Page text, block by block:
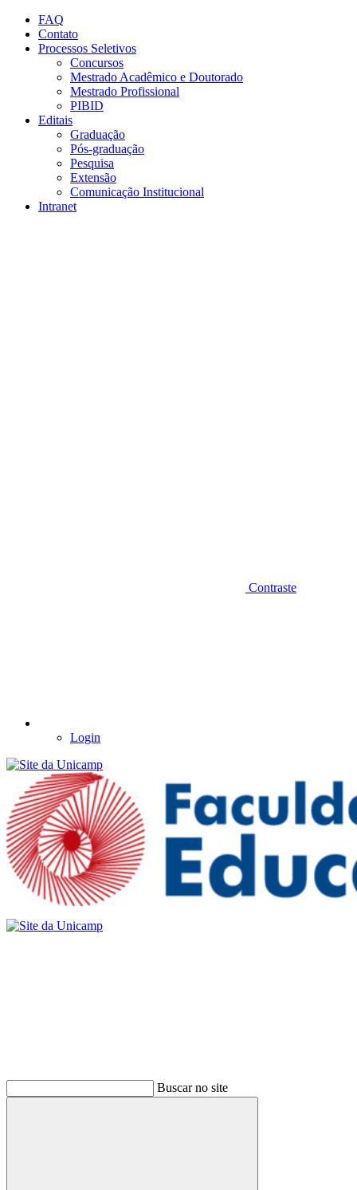
Conteúdo principal
FAQ
Contato
Processos Seletivos
Concursos
Mestrado Acadêmico e Doutorado
Mestrado Profissional
PIBID
Editais
Graduação
Pós-graduação
Pesquisa
Extensão
Comunicação Institucional
Intranet
Contraste
Login
Buscar no site